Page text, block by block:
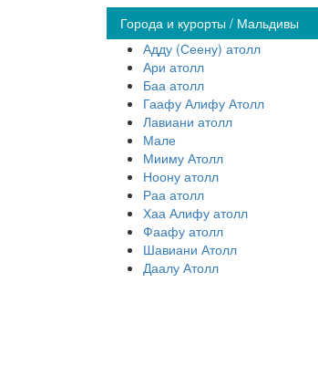
Города и курорты / Мальдивы
Адду (Сеену) атолл
Ари атолл
Баа атолл
Гаафу Алифу Атолл
Лавиани атолл
Мале
Мииму Атолл
Ноону атолл
Раа атолл
Хаа Алифу атолл
Фаафу атолл
Шавиани Атолл
Даалу Атолл